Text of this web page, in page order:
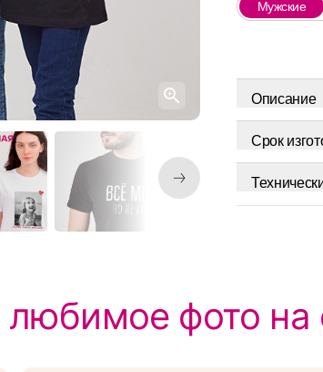
Мужские
Описание
Срок
фото на